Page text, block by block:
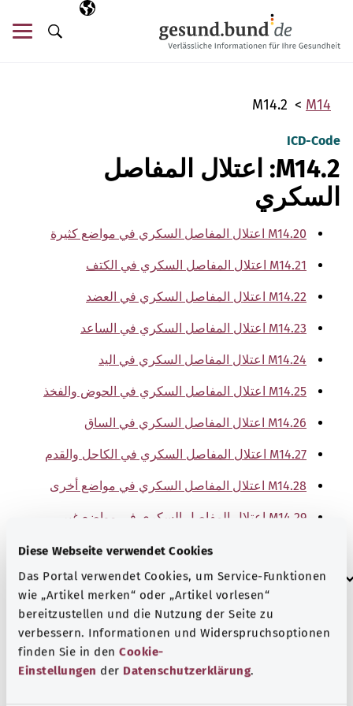
Diese Webseite verwendet Cookies
Das Portal verwendet Cookies, um Service-Funktionen
wie „Artikel merken“ oder „Artikel vorlesen“
bereitzustellen und die Nutzung der Seite zu
verbessern. Informationen und Widerspruchsoptionen
finden Sie in den Cookie-
Einstellungen der Datenschutzerklärung.
اللغة المختارة
AR
البحث
M14
M14.2
ICD-Code
M14.2: اعتلال المفاصل
السكري
M14.20 اعتلال المفاصل السكري في مواضع كثيرة
M14.21 اعتلال المفاصل السكري في الكتف
M14.22 اعتلال المفاصل السكري في العضد
M14.23 اعتلال المفاصل السكري في الساعد
M14.24 اعتلال المفاصل السكري في اليد
M14.25 اعتلال المفاصل السكري في الحوض والفخذ
M14.26 اعتلال المفاصل السكري في الساق
M14.27 اعتلال المفاصل السكري في الكاحل والقدم
M14.28 اعتلال المفاصل السكري في مواضع أخرى
M14.29 اعتلال المفاصل السكري في مواضع غير
إرشاد
المصدر
The explanations of ICD and OPS codes are provided by